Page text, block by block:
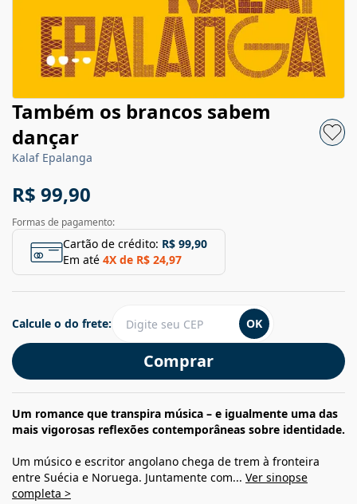
Também os brancos sabem
dançar
Kalaf Epalanga
R$ 99,90
Formas de pagamento:
Cartão de crédito: R$ 99,90
Em até 4X de R$ 24,97
Comprar
Calcule o do frete: OK
Um romance que transpira música – e igualmente uma das
mais vigorosas reflexões contemporâneas sobre identidade.
Um músico e escritor angolano chega de trem à fronteira
entre Suécia e Noruega. Juntamente com... Ver sinopse
completa >